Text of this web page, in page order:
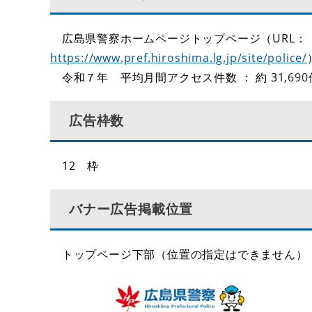
広島県警察ホームページトップページ（URL：
https://www.pref.hiroshima.lg.jp/site/police/
令和７年 平均月間アクセス件数 ： 約 31,690
広告枠数
12 枠
バナー広告掲載位置
トップページ下部（位置の指定はできません）